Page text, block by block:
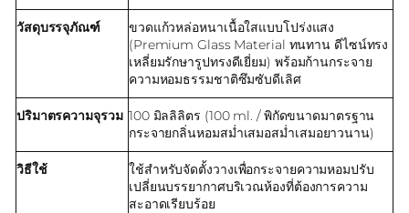
วัสดุบรรจุภัณฑ์
ขวดแก้วหล่อหนาเนื้อใสแบบโปร่งแสง
(Premium Glass Material ทนทาน ดีไซน์ทรง
เหลี่ยมรักษารูปทรงดีเยี่ยม) พร้อมก้านกระจาย
ความหอมธรรมชาติซึมซับดีเลิศ
ปริมาตรความจุรวม 100 มิลลิลิตร (100 ml. / พิกัดขนาดมาตรฐาน
กระจายกลิ่นหอมสม่ำเสมอสม่ำเสมอยาวนาน)
วิธีใช้
ใช้สำหรับจัดตั้งวางเพื่อกระจายความหอมปรับ
เปลี่ยนบรรยากาศบริเวณห้องที่ต้องการความ
สะอาดเรียบร้อย